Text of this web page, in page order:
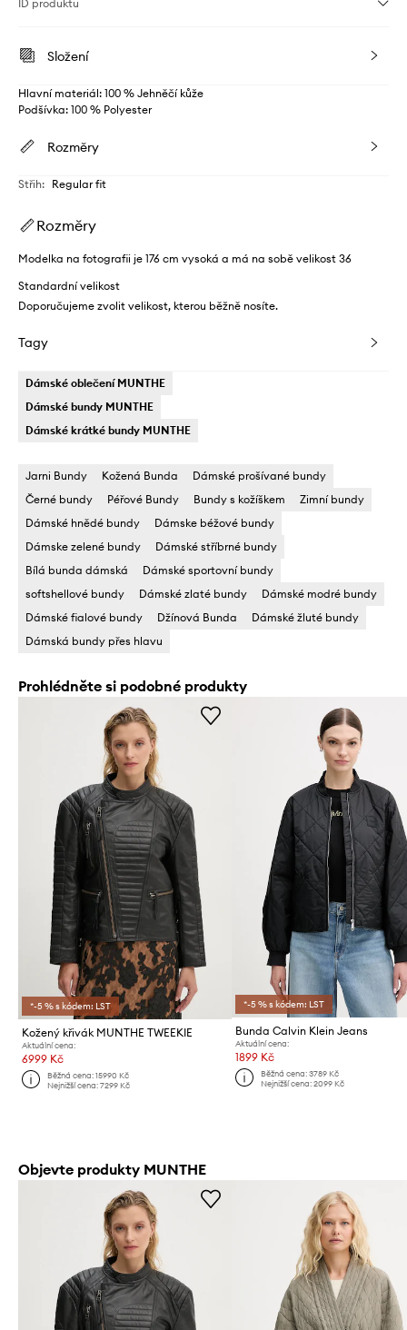
ID produktu
Složení
Hlavní materiál: 100 % Jehněčí kůže
Podšívka: 100 % Polyester
Rozměry
Střih: Regular fit
Rozměry
Modelka na fotografii je 176 cm vysoká a má na sobě velikost 36
Standardní velikost
Doporučujeme zvolit velikost, kterou běžně nosíte.
Tagy
Dámské oblečení MUNTHE
Dámské bundy MUNTHE
Dámské krátké bundy MUNTHE
Jarni Bundy Kožená Bunda
Dámské prošívané bundy
Černé bundy
Péřové Bundy Bundy s kožíškem
Zimní bundy
Dámské hnědé bundy
Dámske béžové bundy
Dámske zelené bundy
Dámské stříbrné bundy
Bílá bunda dámská
Dámské sportovní bundy
softshellové bundy
Dámské zlaté bundy
Dámské modré bundy
Dámské fialové bundy
Džínová Bunda
Dámské žluté bundy
Dámská bundy přes hlavu
Prohlédněte si podobné produkty
*-5 % s kódem: LST
Kožený křivák MUNTHE TWEEKIE
Aktuální cena:
6999 Kč
Běžná cena:15990 Kč
Nejnižší cena:7299 Kč
*-5 % s kódem: LST
Bunda Calvin Klein Jeans
Aktuální cena:
1899 Kč
Běžná cena: 3789 Kč
Nejnižší cena: 2099 Kč
Objevte produkty MUNTHE